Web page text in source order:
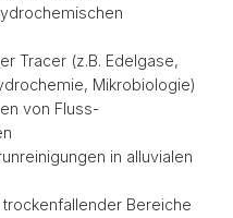
Tracer (z.B. Edelgase,
Mikrobiologie)
von Fluss-
in alluvialen
Bereiche